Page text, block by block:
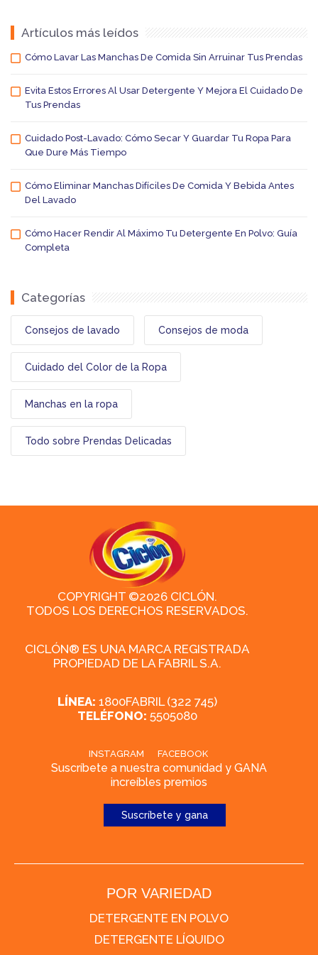
Artículos más leídos
Cómo Lavar Las Manchas De Comida Sin Arruinar Tus Prendas
Evita Estos Errores Al Usar Detergente Y Mejora El Cuidado De
Tus Prendas
Cuidado Post-Lavado: Cómo Secar Y Guardar Tu Ropa Para
Que Dure Más Tiempo
Cómo Eliminar Manchas Difíciles De Comida Y Bebida Antes
Del Lavado
Cómo Hacer Rendir Al Máximo Tu Detergente En Polvo: Guía
Completa
Categorías
Consejos de lavado Consejos de moda
Cuidado del Color de la Ropa
Manchas en la ropa
Todo sobre Prendas Delicadas
COPYRIGHT ©2026 CICLÓN.
TODOS LOS DERECHOS RESERVADOS.
CICLÓN® ES UNA MARCA REGISTRADA
PROPIEDAD DE LA FABRIL S.A.
LÍNEA: 1800FABRIL (322 745)
TELÉFONO: 5505080
INSTAGRAM FACEBOOK
Suscríbete a nuestra comunidad y GANA
increíbles premios
Suscríbete y gana
POR VARIEDAD
DETERGENTE EN POLVO
DETERGENTE LÍQUIDO